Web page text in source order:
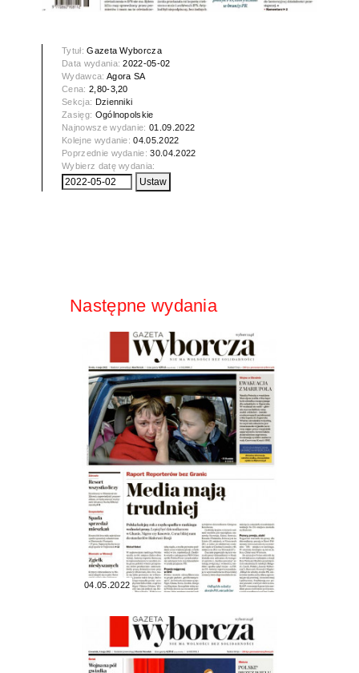
Tytuł:Gazeta Wyborcza
Data wydania:2022-05-02
Wydawca: Agora SA
Cena: 2,80-3,20
Sekcja: Dzienniki
Zasięg: Ogólnopolskie
Najnowsze wydanie:01.09.2022
Kolejne wydanie:04.05.2022
Poprzednie wydanie:30.04.2022
Wybierz datę wydania:
Następne wydania
04.05.2022